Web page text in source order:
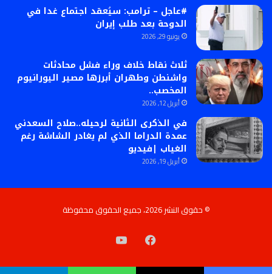
#عاجل – ترامب: سيُعقد اجتماع غدا في
الدوحة بعد طلب إيران
يونيو 29, 2026
ثلاث نقاط خلاف وراء فشل محادثات
واشنطن وطهران أبرزها مصير اليورانيوم
المخصب..
أبريل 12, 2026
في الذكرى الثانية لرحيله..صلاح السعدني
عمدة الدراما الذي لم يغادر الشاشة رغم
الغياب |فيديو
أبريل 19, 2026
© حقوق النشر 2026، جميع الحقوق محفوظة
فيسبوك‫YouTube